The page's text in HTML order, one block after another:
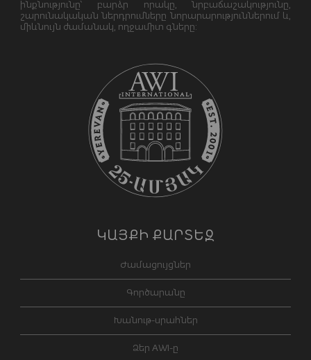
ինքնությունը՝ բարձր որակը, նրբաճաշակությունը,
շարունակական ներդրումները նորարարություններում և,
միևնույն ժամանակ, ողջամիտ գները:
ԿԱՅՔԻ ՔԱՐՏԵԶ
Ժամացույցներ
Գործարանը
Խանութ-սրահներ
Ձեր AWI-ը